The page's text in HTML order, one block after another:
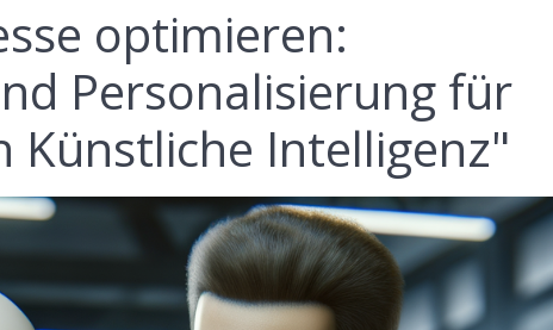
optimieren:
Personalisierung für
Künstliche Intelligenz"